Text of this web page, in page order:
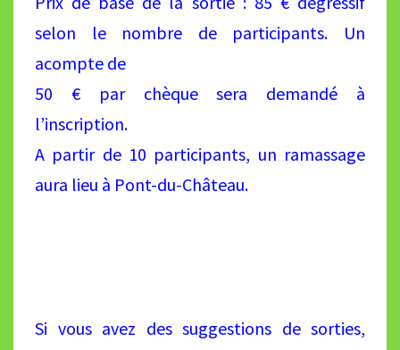
selon le nombre de participants. Un
acompte de
50 € par chèque sera demandé à
l’inscription.
A partir de 10 participants, un ramassage
aura lieu à Pont-du-Château.
Si vous avez des suggestions de sorties,